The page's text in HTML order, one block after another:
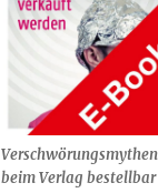
beim Verlag bestellbar